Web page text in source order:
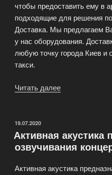
чтобы предоставить ему в
подходящие для решения
Доставка. Мы предлагаем
у нас оборудования.
любую точку города Киев и
такси.
Читать далее
e-
Vox»
ОПУБЛИКОВАНО
19.07.2020
Активная акустика
озвучивания
Активная акустика